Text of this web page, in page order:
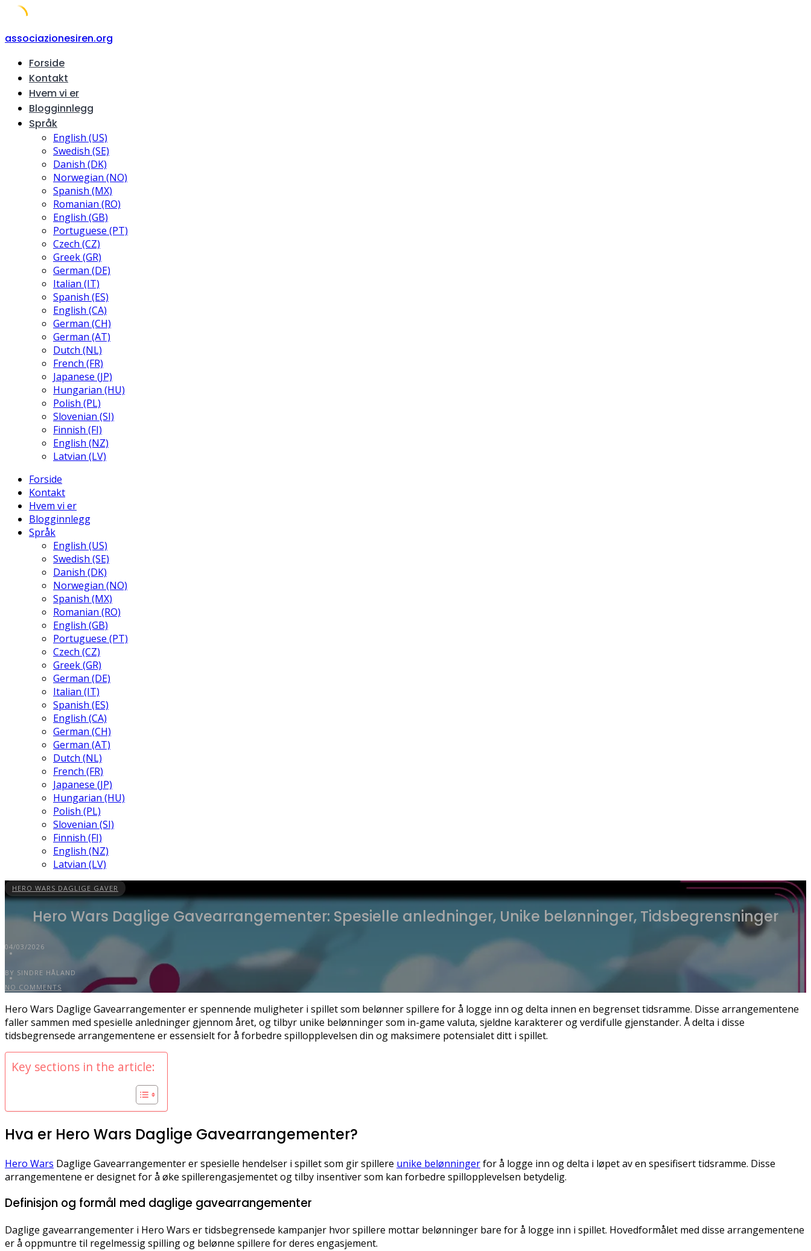
Skip
content
associazionesiren.org
Forside
Kontakt
Hvem vi er
Blogginnlegg
Språk
English (US)
Swedish (SE)
Danish (DK)
Norwegian (NO)
Spanish (MX)
Romanian (RO)
English (GB)
Portuguese (PT)
Czech (CZ)
Greek (GR)
German (DE)
Italian (IT)
Spanish (ES)
English (CA)
German (CH)
German (AT)
Dutch (NL)
French (FR)
Japanese (JP)
Hungarian (HU)
Polish (PL)
Slovenian (SI)
Finnish (FI)
English (NZ)
Latvian (LV)
Forside
Kontakt
Hvem vi er
Blogginnlegg
Språk
English (US)
Swedish (SE)
Danish (DK)
Norwegian (NO)
Spanish (MX)
Romanian (RO)
English (GB)
Portuguese (PT)
Czech (CZ)
Greek (GR)
German (DE)
Italian (IT)
Spanish (ES)
English (CA)
German (CH)
German (AT)
Dutch (NL)
French (FR)
Japanese (JP)
Hungarian (HU)
Polish (PL)
Slovenian (SI)
Finnish (FI)
English (NZ)
Latvian (LV)
HERO WARS DAGLIGE GAVER
Hero Wars Daglige Gavearrangementer: Spesielle anledninger, Unike belønninger, Tidsbegrensninger
04/03/2026
BY SINDRE HÅLAND
NO COMMENTS
Hero Wars Daglige Gavearrangementer er spennende muligheter i spillet som belønner spillere for å logge inn og delta innen en begrenset tidsramme. Disse arrangementene
faller sammen med spesielle anledninger gjennom året, og tilbyr unike belønninger som in-game valuta, sjeldne karakterer og verdifulle gjenstander. Å delta i disse
tidsbegrensede arrangementene er essensielt for å forbedre spillopplevelsen din og maksimere potensialet ditt i spillet.
Key sections in the article:
Hva er Hero Wars Daglige Gavearrangementer?
Hero Wars Daglige Gavearrangementer er spesielle hendelser i spillet som gir spillere unike belønningerfor å logge inn og delta i løpet av en spesifisert tidsramme. Disse
arrangementene er designet for å øke spillerengasjementet og tilby insentiver som kan forbedre spillopplevelsen betydelig.
Definisjon og formål med daglige gavearrangementer
Daglige gavearrangementer i Hero Wars er tidsbegrensede kampanjer hvor spillere mottar belønninger bare for å logge inn i spillet. Hovedformålet med disse arrangementene
er å oppmuntre til regelmessig spilling og belønne spillere for deres engasjement.